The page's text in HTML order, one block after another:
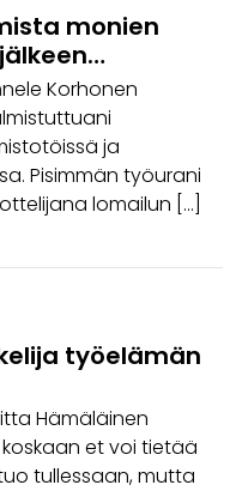
monien
uudelle alalle
Korhonen
ja
Pisimmän työurani
lomailun […]
työelämän
Hämäläinen
et voi tietää
tullessaan, mutta